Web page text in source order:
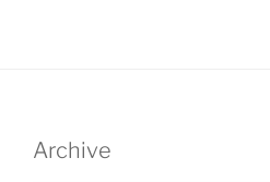
Archive